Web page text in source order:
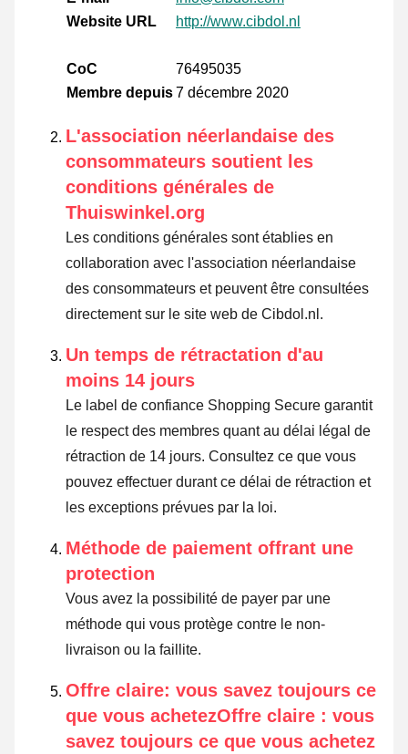
Website URL
http://www.cibdol.nl
CoC
76495035
Membre depuis7 décembre 2020
L'association néerlandaise des
consommateurs soutient les
conditions générales de
Thuiswinkel.org
Les conditions générales sont établies en
collaboration avec l'association néerlandaise
des consommateurs et peuvent être consultées
directement sur le site web de Cibdol.nl.
Un temps de rétractation d'au
moins 14 jours
Le label de confiance Shopping Secure garantit
le respect des membres quant au délai légal de
rétraction de 14 jours. Consultez ce que vous
pouvez effectuer durant ce délai de rétraction et
les exceptions prévues par la loi.
Méthode de paiement offrant une
protection
Vous avez la possibilité de payer par une
méthode qui vous protège contre le non-
livraison ou la faillite.
Offre claire: vous savez toujours ce
que vous achetezOffre claire : vous
savez toujours ce que vous achetez